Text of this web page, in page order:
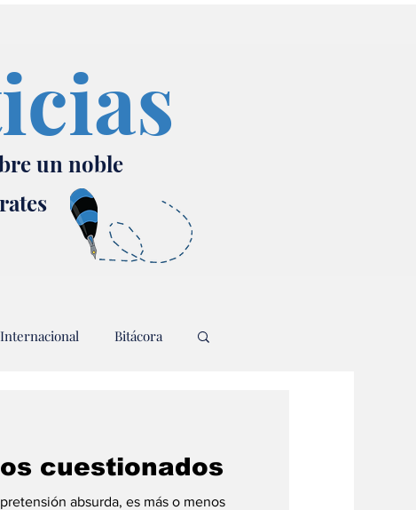
un noble
Internacional Bitácora
cuestionados
absurda, es más o menos